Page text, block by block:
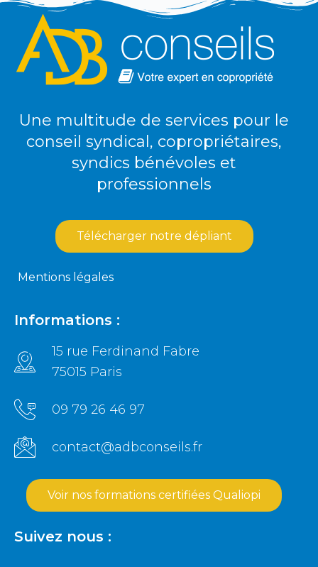
Une multitude de services pour le
conseil syndical, copropriétaires,
syndics bénévoles et
professionnels
Télécharger notre dépliant
Mentions légales
Informations :
15 rue Ferdinand Fabre
75015 Paris
09 79 26 46 97
contact@adbconseils.fr
Voir nos formations certifiées Qualiopi
Suivez nous :